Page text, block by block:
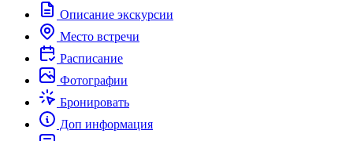
Описание экскурсии
Место встречи
Расписание
Фотографии
Бронировать
Доп информация